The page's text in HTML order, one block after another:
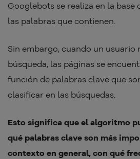
Googlebots se realiza en la base
las palabras que contienen.
Sin embargo, cuando un usuario
búsqueda, las páginas se
función de palabras clave que
clasificar en las búsquedas.
Esto significa que el algoritmo
qué palabras clave son más
contexto en general, con qué